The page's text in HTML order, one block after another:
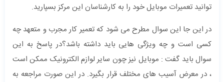
توانید تعمیرات موبایل خود را به کارشناسان این مرکز بسپارید.
در این جا این سوال مطرح می شود که تعمیر کار مجرب و متعهد چه
کسی است و چه ویژگی هایی باید داشته باشد؟در پاسخ به این
سوال باید گفت : موبایل نیز چون سایر لوازم الکترونیک ممکن است
، در معرض آسیب های مختلف قرار بگیرد. در این صورت مراجعه به